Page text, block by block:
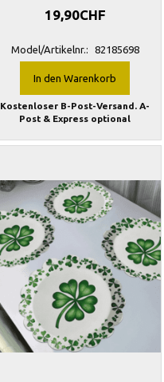
19,90CHF
Model/Artikelnr.: 82185698
In den Warenkorb
Kostenloser B-Post-Versand. A-
Post & Express optional